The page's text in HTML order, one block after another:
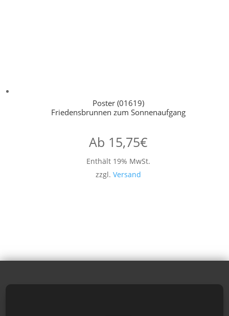
Poster (01619)
Friedensbrunnen zum Sonnenaufgang
Ab 15,75€
Enthält 19% MwSt.
zzgl. Versand